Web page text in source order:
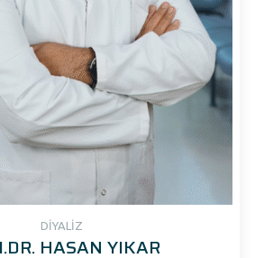
DİYALİZ
HASAN YIKAR